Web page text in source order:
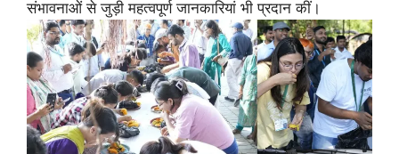
संभावनाओं से जुड़ी महत्वपूर्ण जानकारियां भी प्रदान कीं।